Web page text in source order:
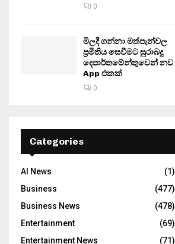
0
මිලදී ගන්නා මත්පැන්වල
ප්‍රමිතිය සෙවීමට සුරාබදු
දෙපාර්තමේන්තුවෙන් නව
App එකක්
0
Categories
AI News
(1)
Business
(477)
Business News
(478)
Entertainment
(69)
Entertainment News
(71)